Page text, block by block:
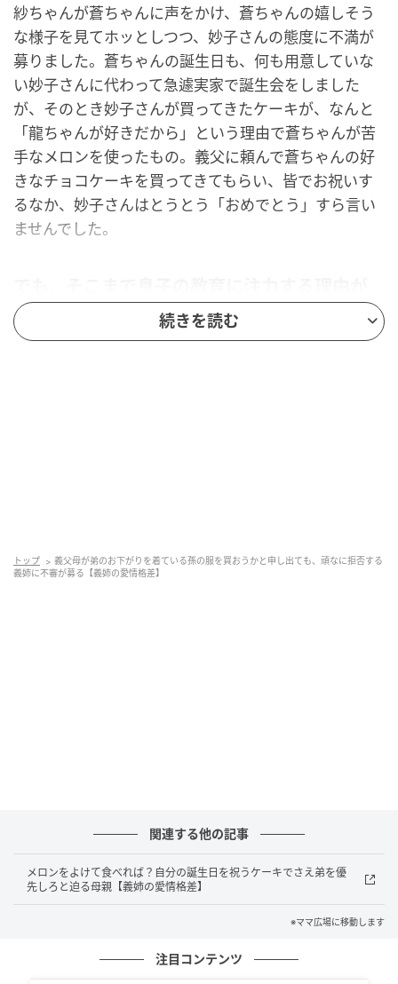
紗ちゃんが蒼ちゃんに声をかけ、蒼ちゃんの嬉しそう
な様子を見てホッとしつつ、妙子さんの態度に不満が
募りました。蒼ちゃんの誕生日も、何も用意していな
い妙子さんに代わって急遽実家で誕生会をしました
が、そのとき妙子さんが買ってきたケーキが、なんと
「龍ちゃんが好きだから」という理由で蒼ちゃんが苦
手なメロンを使ったもの。義父に頼んで蒼ちゃんの好
きなチョコケーキを買ってきてもらい、皆でお祝いす
るなか、妙子さんはとうとう「おめでとう」すら言い
ませんでした。
分からない
蒼ちゃんの誕生日に、妙子さんが何の用意もしていな
かったと知り、急遽実家でお祝いすることに。その時
のケーキは妙子さんが用意したのですが、よりによっ
て蒼ちゃんの苦手なメロンのケーキを「龍ちゃんが好
きだから」という理由で買ってきました。慌てて義父
続きを読む
トップ
義父母が弟のお下がりを着ている孫の服を買おうかと申し出ても、頑なに拒否する
義姉に不審が募る【義姉の愛情格差】
関連する他の記事
メロンをよけて食べれば？自分の誕生日を祝うケーキでさえ弟を優
先しろと迫る母親【義姉の愛情格差】
※ママ広場に移動します
注目コンテンツ